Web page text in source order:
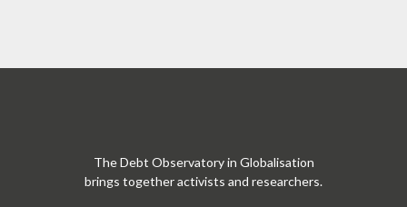
The Debt Observatory in Globalisation
brings together activists and researchers.